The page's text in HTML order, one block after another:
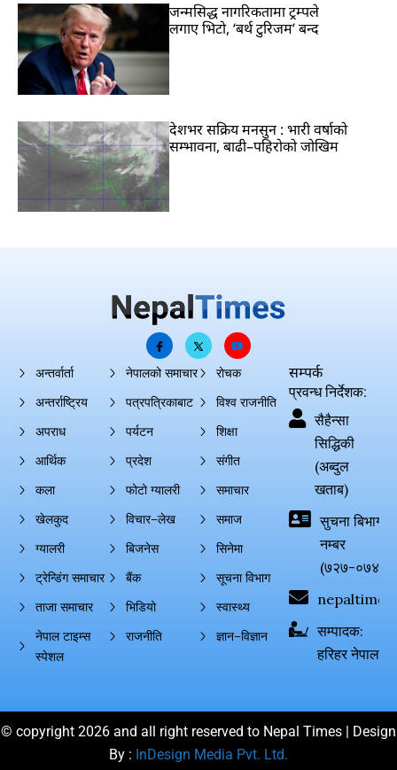
जन्मसिद्ध नागरिकतामा ट्रम्पले
लगाए भिटो, ‘बर्थ टुरिजम’ बन्द
देशभर सक्रिय मनसुन : भारी वर्षाको
सम्भावना, बाढी–पहिरोको जोखिम
अन्तर्वार्ता
अन्तर्राष्ट्रिय
अपराध
आर्थिक
कला
खेलकुद
ग्यालरी
ट्रेन्डिंग समाचार
ताजा समाचार
नेपाल टाइम्स
स्पेशल
नेपालको समाचार
पत्रपत्रिकाबाट
पर्यटन
प्रदेश
फोटो ग्यालरी
विचार–लेख
बिजनेस
बैंक
भिडियो
राजनीति
रोचक
विश्व राजनीति
शिक्षा
संगीत
समाचार
समाज
सिनेमा
सूचना विभाग
स्वास्थ्य
ज्ञान–विज्ञान
सम्पर्क
प्रवन्ध निर्देशक:
सैहैन्सा
सिद्धिकी
(अब्दुल
खताब)
सुचना बिभाग
नम्बर
(७२७-०७४-
सम्पादक:
हरिहर नेपाल
© copyright 2026 and all right reserved to Nepal Times | Design
By : InDesign Media Pvt. Ltd.